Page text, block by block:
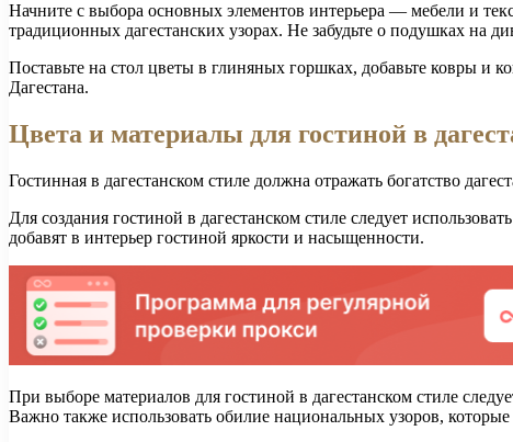
Начните с выбора основных элементов интерьера — мебели и
традиционных дагестанских узорах. Не забудьте о подушках на
Поставьте на стол цветы в глиняных горшках, добавьте ковры и
Дагестана.
Цвета и материалы для гостиной в
Гостинная в дагестанском стиле должна отражать богатство
Для создания гостиной в дагестанском стиле следует
добавят в интерьер гостиной яркости и насыщенности.
При выборе материалов для гостиной в дагестанском стиле
Важно также использовать обилие национальных узоров,